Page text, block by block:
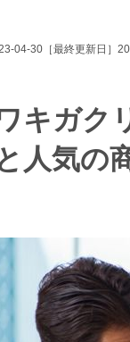
04-30［最終更新日］
キガク
人気の